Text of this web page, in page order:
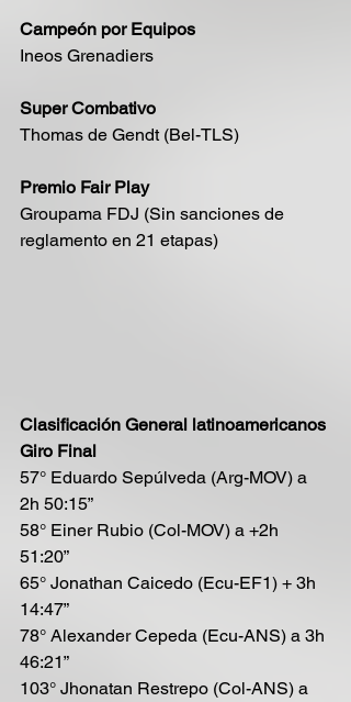
Campeón por Equipos
Ineos Grenadiers
Super Combativo
Thomas de Gendt (Bel-TLS)
Premio Fair Play
Groupama FDJ (Sin sanciones de
reglamento en 21 etapas)
Clasificación General latinoamericanos
Giro Final
57° Eduardo Sepúlveda (Arg-MOV) a
2h 50:15”
58° Einer Rubio (Col-MOV) a +2h
51:20”
65° Jonathan Caicedo (Ecu-EF1) + 3h
14:47”
78° Alexander Cepeda (Ecu-ANS) a 3h
46:21”
103° Jhonatan Restrepo (Col-ANS) a